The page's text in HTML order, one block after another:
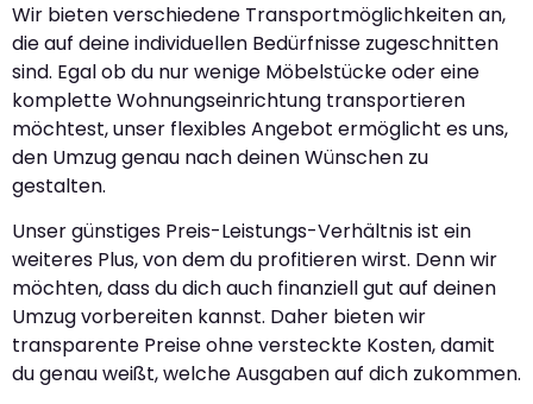
Wir bieten verschiedene Transportmöglichkeiten an,
die auf deine individuellen Bedürfnisse zugeschnitten
sind. Egal ob du nur wenige Möbelstücke oder eine
komplette Wohnungseinrichtung transportieren
möchtest, unser flexibles Angebot ermöglicht es uns,
den Umzug genau nach deinen Wünschen zu
gestalten.
Unser günstiges Preis-Leistungs-Verhältnis ist ein
weiteres Plus, von dem du profitieren wirst. Denn wir
möchten, dass du dich auch finanziell gut auf deinen
Umzug vorbereiten kannst. Daher bieten wir
transparente Preise ohne versteckte Kosten, damit
du genau weißt, welche Ausgaben auf dich zukommen.